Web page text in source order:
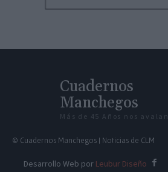
Cuadernos
Manchegos
Más de 45 Años nos avalan
© Cuadernos Manchegos | Noticias de CLM
Desarrollo Web por Leubur Diseño